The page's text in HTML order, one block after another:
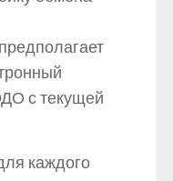
с текущей
каждого